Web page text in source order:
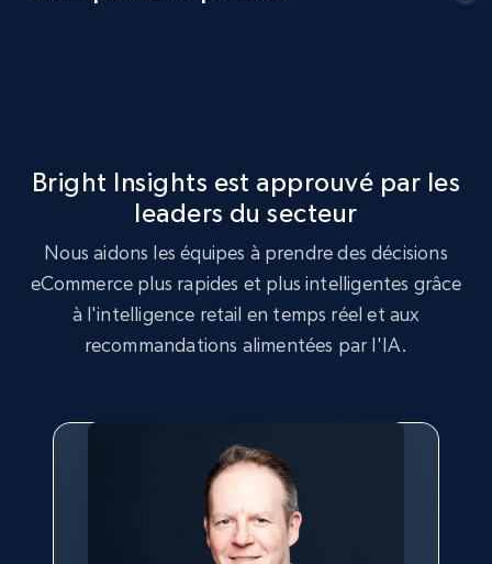
Google Shopping
URL, Product id, Title, Product description,
Rating, Reviews count, Images, Variations, and
Google Shopping - collects products from
web using keywords
Bright Insights est approuvé par les
leaders du secteur
Nous aidons les équipes à prendre des décisions
eCommerce plus rapides et plus intelligentes grâce
à l'intelligence retail en temps réel et aux
recommandations alimentées par l'IA.